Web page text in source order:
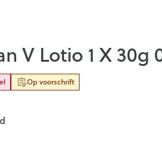
V Lotio 1 X 30g
Op voorschrift